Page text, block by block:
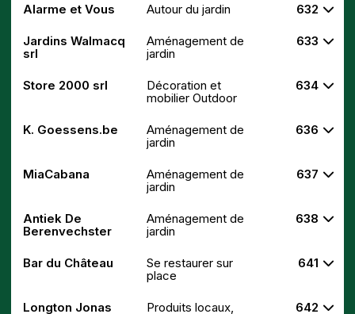
Alarme et Vous Autour du jardin 632
Jardins Walmacq
srl
Aménagement de
jardin
633
Store 2000 srl
Décoration et
mobilier Outdoor
634
K. Goessens.be
Aménagement de
jardin
636
MiaCabana
Aménagement de
jardin
637
Antiek De
Berenvechster
Aménagement de
jardin
638
Bar du Château
Se restaurer sur
place
641
Longton Jonas
Produits locaux,
642